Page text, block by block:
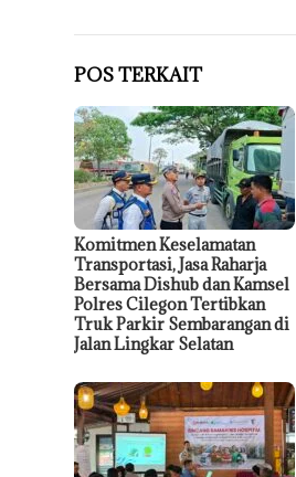
POS TERKAIT
Komitmen Keselamatan
Transportasi, Jasa Raharja
Bersama Dishub dan Kamsel
Polres Cilegon Tertibkan
Truk Parkir Sembarangan di
Jalan Lingkar Selatan